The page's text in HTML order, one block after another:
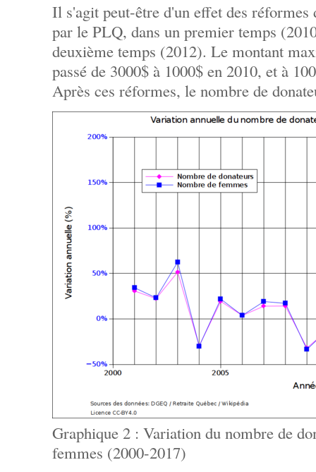
Il s'agit peut-être d'un effet des réformes
par le PLQ, dans un premier temps
deuxième temps (2012). Le montant
passé de 3000$ à 1000$ en 2010, et à
Après ces réformes, le nombre de
Graphique 2 : Variation du nombre de
femmes (2000-2017)